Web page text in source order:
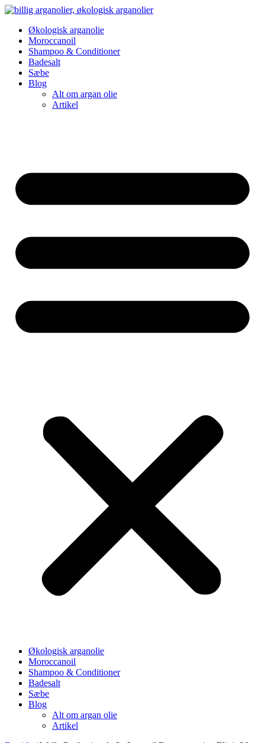
Videre
indholdØkologisk arganolie
Moroccanoil
Shampoo & Conditioner
Badesalt
Sæbe
Blog
Alt om argan olie
Artikel
Økologisk arganolie
Moroccanoil
Shampoo & Conditioner
Badesalt
Sæbe
Blog
Alt om argan olie
Artikel